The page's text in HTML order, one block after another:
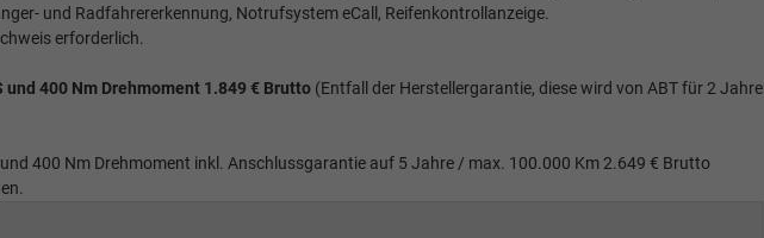
und Radfahrererkennung, Notrufsystem eCall, Reifenkontrollanzeige.
erforderlich.
400 Nm Drehmoment 1.849 € Brutto (Entfall der Herstellergarantie, diese wird von ABT für 2 Jahre
400 Nm Drehmoment inkl. Anschlussgarantie auf 5 Jahre / max. 100.000 Km 2.649 € Brutto